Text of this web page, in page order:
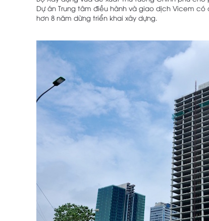
Dự án Trung tâm điều hành và giao dịch Vicem có
hơn 8 năm dừng triển khai xây dựng.